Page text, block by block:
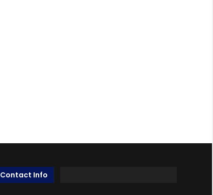
Contact Info